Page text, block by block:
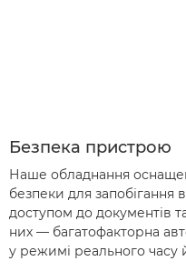
Безпека пристрою
Наше обладнання
безпеки для запобігання
доступом до документів
них — багатофакторна
у режимі реального часу